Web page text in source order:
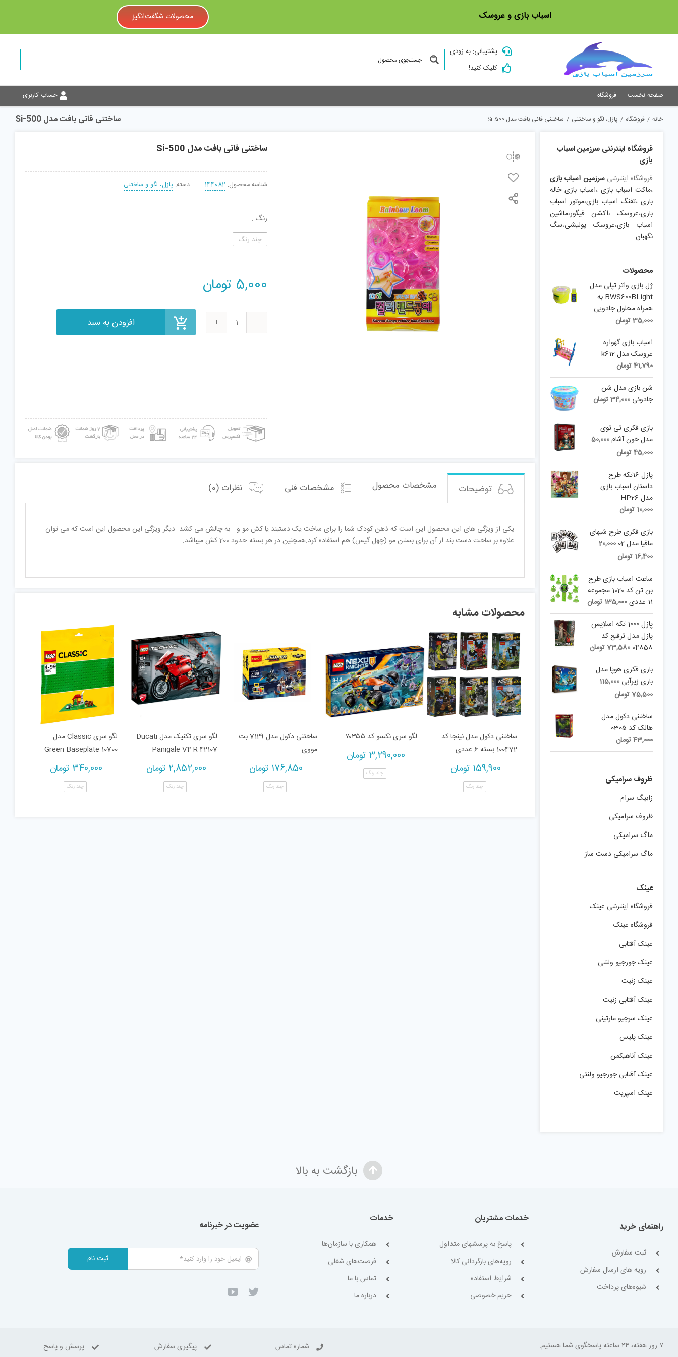
اسباب بازی و عروسک محصولات شگفت‌انگیز
پشتیبانی: به زودی
کلیک کنید!
صفحه نخست فروشگاه حساب کاربری
ساختنی فانی بافت مدل Si-500 خانه / فروشگاه / پازل، لگو و ساختنی / ساختنی فانی بافت مدل Si-500
ساختنی فانی بافت مدل Si-500
شناسه محصول: 144082 دسته: پازل، لگو و ساختنی
رنگ
چند رنگ
5,000 تومان
ساختنی
توضیحات مشخصات محصول مشخصات فنی نظرات (0)
یکی از ویژگی های این محصول این است که ذهن کودک شما را برای ساخت یک دستبند یا کش مو و… به چالش می کشد. دیگر ویژگی این محصول این است که می توان
علاوه بر ساخت دست بند از آن برای بستن مو (چهل گیس) هم استفاده کرد.همچنین در هر بسته حدود 200 کش میباشد.
محصولات مشابه
ساختنی دکول مدل نینجا کد
100472 بسته 6 عددی
159,900 تومان
چند رنگ
لگو سری نکسو کد ۷۰۳۵۵
3,290,000 تومان
چند رنگ
ساختنی دکول مدل 7129 بت
مووی
176,850 تومان
چند رنگ
لگو سری تکنیک مدل Ducati
Panigale V4 R 42107
2,852,000 تومان
چند رنگ
لگو سری Classic مدل
Green Baseplate 10700
340,000 تومان
چند رنگ
فروشگاه اینترنتی سرزمین اسباب
بازی
فروشگاه اینترنتیسرزمین اسباب بازی
،ماکت اسباب بازی ،اسباب بازی خاله
بازی،تفنگ اسباب بازی،موتور اسباب
بازی،عروسک،اکشن فیگور،ماشین
اسباب بازی،عروسک پولیشی،سگ
نگهبان
محصولات
ژل بازی واتر تپلی مدل
BWS600BLight به
همراه محلول جادویی
35,000تومان
اسباب بازی گهواره
عروسک مدل k612
41,790تومان
شن بازی مدل شن
جادوئی 34,000تومان
بازی فکری تی توی
مدل خون آشام50,000
Original
price
was:
50,000 تومان.
45,000تومان
price
is:
45,000 تومان.
پازل 16تکه طرح
داستان اسباب بازی
مدل HP26
10,000 تومان
بازی فکری طرح شبهای
مافیا مدل 02
20,000
Original
was:
20,000 تومان.
16,400 تومان
price
is:
16,400 تومان.
ساعت اسباب بازی طرح
بن تن کد 1020 مجموعه
11 عددی
135,000 تومان
پازل 1000 تکه اسلايس
پازل مدل ترفیع کد
04858
73,580تومان
بازی فکری هوپا مدل
بازی زیرآبی 115,000
Original
was:
75,500تومان
price
is:
75,500 تومان.
ساختنی دکول مدل
هالک کد 0305
43,000تومان
ظروف سرامیکی
زابیگ سرام
ظروف سرامیکی
ماگ سرامیکی
ماگ سرامیکی دست ساز
عینک
فروشگاه اینترنتی عینک
فروشگاه عینک
عینک آفتابی
عینک جورجیو ولنتی
عینک زنیت
عینک آفتابی زنیت
عینک سرجیو مارتینی
عینک پلیس
عینک آناهیکمن
عینک آفتابی جورجیو ولنتی
عینک اسپریت
بازگشت به بالا
راهنمای خرید
ثبت سفارش
رویه های ارسال سفارش
شیوه‌های پرداخت
خدمات مشتریان
پاسخ به پرسشهای متداول
رویه‌های بازگردانی کالا
شرایط استفاده
حریم خصوصی
خدمات
همکاری با سازمان‌ها
فرصت‌های شغلی
تماس با ما
درباره ما
عضویت در خبرنامه
ثبت نام
۷ روز هفته، ۲۴ ساعته پاسخگوی شما هستیم. شماره تماس پیگیری سفارش پرسش و پاسخ